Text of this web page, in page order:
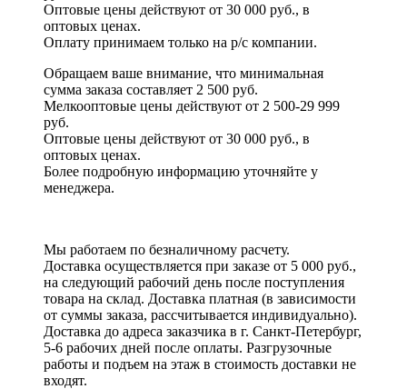
Оптовые цены действуют от 30 000 руб., в
оптовых ценах.
Оплату принимаем только на р/с компании.
Обращаем ваше внимание, что минимальная
сумма заказа составляет 2 500 руб.
Мелкооптовые цены действуют от 2 500-29 999
руб.
Оптовые цены действуют от 30 000 руб., в
оптовых ценах.
Более подробную информацию уточняйте у
менеджера.
Мы работаем по безналичному расчету.
Доставка осуществляется при заказе от 5 000 руб.,
на следующий рабочий день после поступления
товара на склад. Доставка платная (в зависимости
от суммы заказа, рассчитывается индивидуально).
Доставка до адреса заказчика в г. Санкт-Петербург,
5-6 рабочих дней после оплаты. Разгрузочные
работы и подъем на этаж в стоимость доставки не
входят.